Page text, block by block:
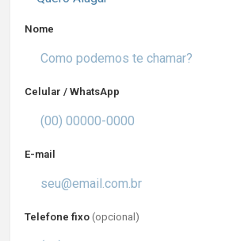
Nome
Celular / WhatsApp
E-mail
Telefone fixo (opcional)